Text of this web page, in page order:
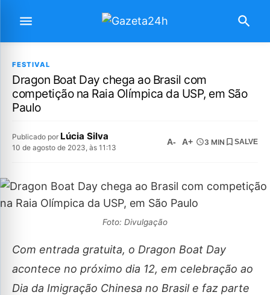
FESTIVAL
Dragon Boat Day chega ao Brasil com
competição na Raia Olímpica da USP, em São
Paulo
Publicado por Lúcia Silva
10 de agosto de 2023, às 11:13
A- A+ 3 MIN SALVE
Foto: Divulgação
Com entrada gratuita, o Dragon Boat Day
acontece no próximo dia 12, em celebração ao
Dia da Imigração Chinesa no Brasil e faz parte